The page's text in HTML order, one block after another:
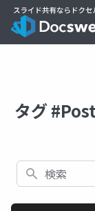
タグ
検索